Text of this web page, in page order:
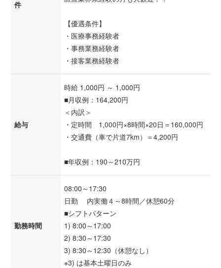
件
【優遇条件】
・医療事務経験者
・事務業務経験者
・接客業務経験者
給与
時給 1,000円 ～ 1,000円
■月収例：164,200円
＜内訳＞
・定時間 1,000円×8時間×20日＝160,000円
・交通費（車で片道7km）＝4,200円
■年収例：190～210万円
勤務時間
08:00～17:30
日勤 内実働４～8時間／休憩60分
■シフトパターン
1) 8:00～17:00
2) 8:30～17:30
3) 8:30～12:30（休憩なし）
※3) は基本土曜日のみ